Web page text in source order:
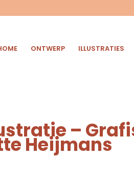
ONTWERP ILLUSTRATIES
–
Heijmans